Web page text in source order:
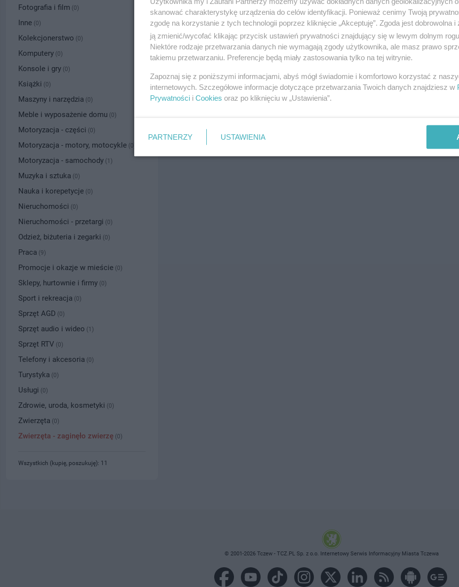
Fotografia i film (0)
Inne (0)
Kolekcjonerstwo (0)
Komputery (0)
Konsole i gry (0)
Książki (0)
Maszyny i narzędzia (0)
Meble i wyposażenie domu (0)
Motoryzacja - części (0)
Motoryzacja - motory, motocykle (0)
Motoryzacja - samochody (1)
Muzyka i sztuka (0)
Nauka i korepetycje (0)
Nieruchomości (0)
Nieruchomości - przetargi (0)
Odzież, biżuteria i zegarki (0)
Praca (9)
Promocje i okazje w mieście (0)
Sklepy, hurtownie i firmy (0)
Sport i rekreacja (0)
Sprzęt AGD (0)
Sprzęt audio i wideo (1)
Sprzęt RTV (0)
Telefony i akcesoria (0)
Turystyka (0)
Usługi (0)
Zdrowie, uroda, kosmetyki (0)
Zwierzęta (0)
Zwierzęta - zaginęło zwierzę (0)
Wszystkich (kupię, poszukuję): 11
© 2001-2026 Tczew - TCZ.PL Sp. z o.o. Internetowy Serwis Informacyjny Miasta Tczewa
skanować charakterystykę urządzenia do celów identyfikacji. Ponieważ cenimy Twoją
zgodę na korzystanie z tych technologii poprzez kliknięcie „Akceptuję”. Zgoda jest dobrowolna
ją zmienić/wycofać klikając przycisk ustawień prywatności znajdujący się w lewym dolnym
Niektóre rodzaje przetwarzania danych nie wymagają zgody użytkownika, ale masz prawo
takiemu przetwarzaniu. Preferencje będą miały zastosowania tylko na tej witrynie.
Zapoznaj się z poniższymi informacjami, abyś mógł świadomie i komfortowo korzystać z
internetowych. Szczegółowe informacje dotyczące przetwarzania Twoich danych znajdziesz w
Prywatności i Cookies oraz po kliknięciu w „Ustawienia”.
PARTNERZY USTAWIENIA